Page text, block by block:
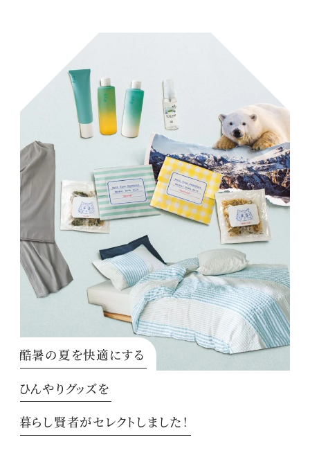
酷暑の夏を快適にする
ひんやりグッズを
暮らし賢者がセレクトしました！